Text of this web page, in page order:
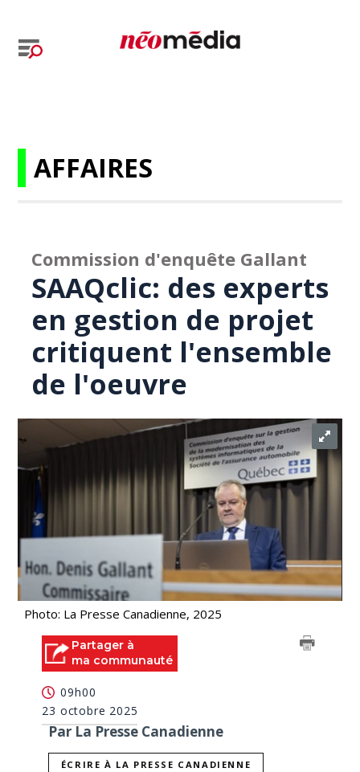
AFFAIRES
Commission d'enquête Gallant
SAAQclic: des experts
en gestion de projet
critiquent l'ensemble
de l'oeuvre
Photo: La Presse Canadienne, 2025
Partager à
ma communauté
09h00
23 octobre 2025
Par La Presse Canadienne
ÉCRIRE À LA PRESSE CANADIENNE